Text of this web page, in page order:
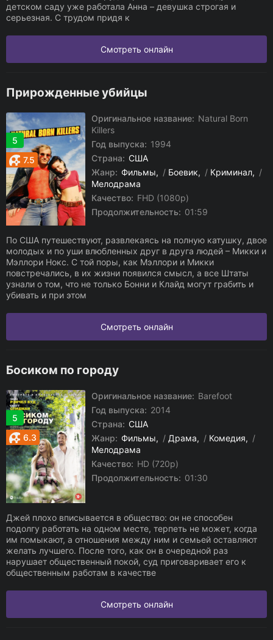
детском саду уже работала Анна – девушка строгая и
серьезная. С трудом придя к
Смотреть онлайн
Прирожденные убийцы
5
7.5
Оригинальное название: Natural Born
Killers
Год выпуска: 1994
Страна: США
Жанр: Фильмы / Боевик / Криминал
/
Мелодрама
Качество: FHD (1080p)
Продолжительность: 01:59
По США путешествуют, развлекаясь на полную катушку, двое
молодых и по уши влюбленных друг в друга людей – Микки и
Мэллори Нокс. С той поры, как Мэллори и Микки
повстречались, в их жизни появился смысл, а все Штаты
узнали о том, что не только Бонни и Клайд могут грабить и
убивать и при этом
Смотреть онлайн
Босиком по городу
5
6.3
Оригинальное название: Barefoot
Год выпуска: 2014
Страна: США
Жанр: Фильмы / Драма / Комедия
/
Мелодрама
Качество: HD (720p)
Продолжительность: 01:30
Джей плохо вписывается в общество: он не способен
подолгу работать на одном месте, терпеть не может, когда
им помыкают, а отношения между ним и семьей оставляют
желать лучшего. После того, как он в очередной раз
нарушает общественный покой, суд приговаривает его к
общественным работам в качестве
Смотреть онлайн